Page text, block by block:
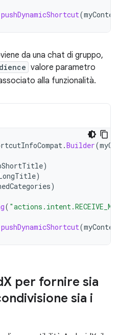
pushDynamicShortcut(
da una chat di gruppo,
valore parametro
alla funzionalità.
.Builder(
)
)
)
(
pushDynamicShortcut(
X per fornire sia
sia i